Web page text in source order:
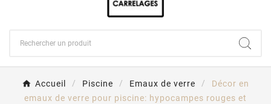
Accueil Piscine Emaux de verre
Décor en
emaux de verre pour piscine: hypocampes rouges et